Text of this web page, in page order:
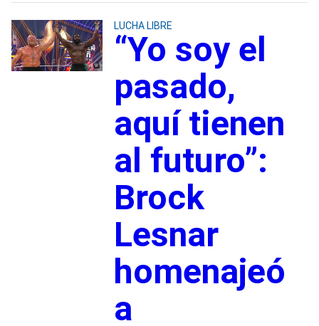
LUCHA LIBRE
“Yo soy el
pasado,
aquí tienen
al futuro”:
Brock
Lesnar
homenajeó
a